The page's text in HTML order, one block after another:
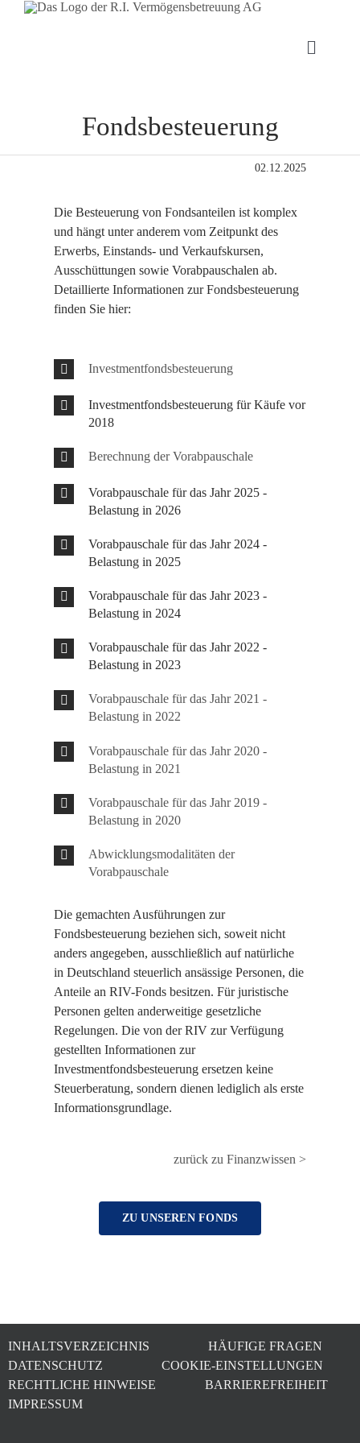
Toggle
Fondsbesteuerung
02.12.2025
Die Besteuerung von Fondsanteilen ist komplex
und hängt unter anderem vom Zeitpunkt des
Erwerbs, Einstands- und Verkaufskursen,
Ausschüttungen sowie Vorabpauschalen ab.
Detaillierte Informationen zur Fondsbesteuerung
finden Sie hier:
Investmentfondsbesteuerung
Investmentfondsbesteuerung für Käufe vor
2018
Berechnung der Vorabpauschale
Vorabpauschale für das Jahr 2025 -
Belastung in 2026
Vorabpauschale für das Jahr 2024 -
Belastung in 2025
Vorabpauschale für das Jahr 2023 -
Belastung in 2024
Vorabpauschale für das Jahr 2022 -
Belastung in 2023
Vorabpauschale für das Jahr 2021 -
Belastung in 2022
Vorabpauschale für das Jahr 2020 -
Belastung in 2021
Vorabpauschale für das Jahr 2019 -
Belastung in 2020
Abwicklungsmodalitäten der
Vorabpauschale
Die gemachten Ausführungen zur
Fondsbesteuerung beziehen sich, soweit nicht
anders angegeben, ausschließlich auf natürliche
in Deutschland steuerlich ansässige Personen, die
Anteile an RIV-Fonds besitzen. Für juristische
Personen gelten anderweitige gesetzliche
Regelungen. Die von der RIV zur Verfügung
gestellten Informationen zur
Investmentfondsbesteuerung ersetzen keine
Steuerberatung, sondern dienen lediglich als erste
Informationsgrundlage.
zurück zu Finanzwissen >
ZU UNSEREN FONDS
INHALTSVERZEICHNIS
HÄUFIGE FRAGEN
DATENSCHUTZ
COOKIE-EINSTELLUNGEN
RECHTLICHE HINWEISE
BARRIEREFREIHEIT
IMPRESSUM